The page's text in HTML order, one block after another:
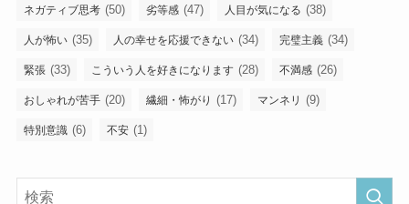
ネガティブ思考 (50) 劣等感 (47) 人目が気になる (38)
人が怖い (35) 人の幸せを応援できない (34) 完璧主義 (34)
緊張 (33) こういう人を好きになります (28) 不満感 (26)
おしゃれが苦手 (20) 繊細・怖がり (17) マンネリ (9)
特別意識 (6) 不安 (1)